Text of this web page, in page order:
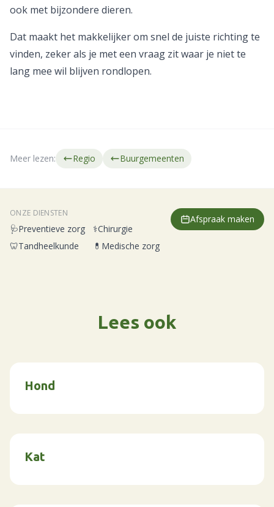
ook met bijzondere dieren.
Dat maakt het makkelijker om snel de juiste richting te
vinden, zeker als je met een vraag zit waar je niet te
lang mee wil blijven rondlopen.
Meer lezen: Regio Buurgemeenten
ONZE DIENSTEN
🩺Preventieve zorg ⚕️Chirurgie
🦷Tandheelkunde 💊 Medische zorg
Afspraak maken
Lees ook
Hond
Kat